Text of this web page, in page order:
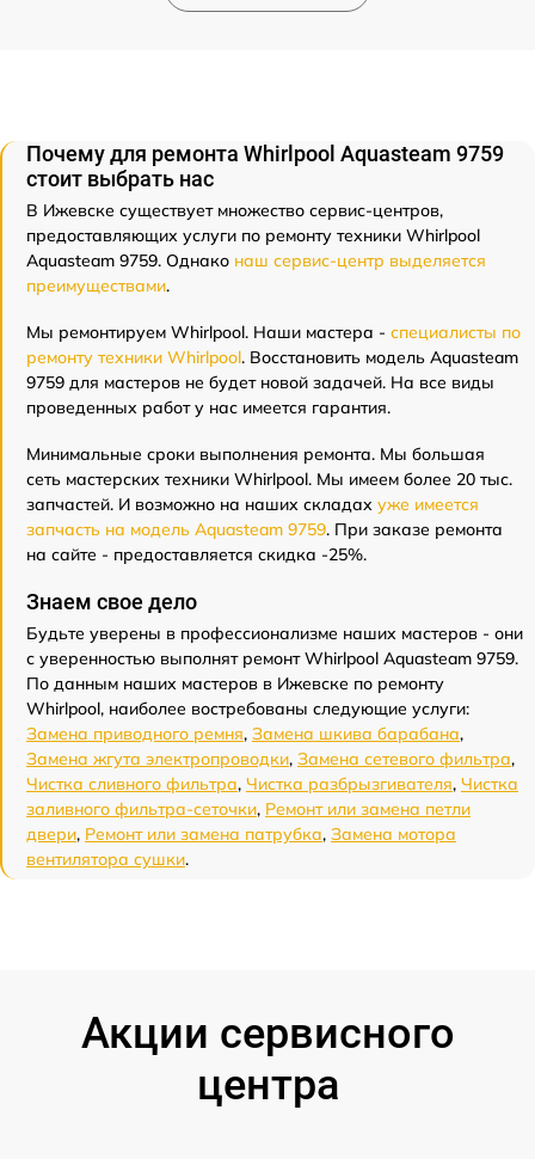
Почему для ремонта Whirlpool Aquasteam 9759
стоит выбрать нас
В Ижевске существует множество сервис-центров,
предоставляющих услуги по ремонту техники Whirlpool
Aquasteam 9759. Однако наш сервис-центр выделяется
преимуществами.
Мы ремонтируем Whirlpool. Наши мастера - специалисты по
ремонту техники Whirlpool. Восстановить модель Aquasteam
9759 для мастеров не будет новой задачей. На все виды
проведенных работ у нас имеется гарантия.
Минимальные сроки выполнения ремонта. Мы большая
сеть мастерских техники Whirlpool. Мы имеем более 20 тыс.
запчастей. И возможно на наших складах уже имеется
запчасть на модель Aquasteam 9759. При заказе ремонта
на сайте - предоставляется скидка -25%.
Знаем свое дело
Будьте уверены в профессионализме наших мастеров - они
с уверенностью выполнят ремонт Whirlpool Aquasteam 9759.
По данным наших мастеров в Ижевске по ремонту
Whirlpool, наиболее востребованы следующие услуги:
Замена приводного ремня, Замена шкива барабана,
Замена жгута электропроводки, Замена сетевого фильтра,
Чистка сливного фильтра, Чистка разбрызгивателя, Чистка
заливного фильтра-сеточки, Ремонт или замена петли
двери, Ремонт или замена патрубка, Замена мотора
вентилятора сушки.
Акции сервисного
центра